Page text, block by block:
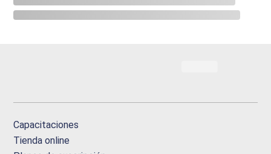
Capacitaciones
Tienda online